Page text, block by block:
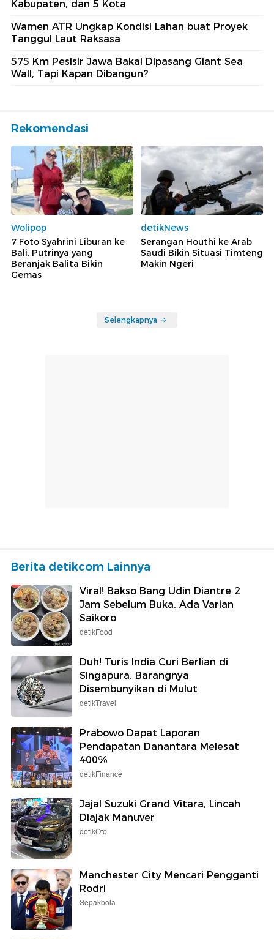
Kabupaten, dan 5 Kota
Wamen ATR Ungkap Kondisi Lahan buat Proyek
Tanggul Laut Raksasa
575 Km Pesisir Jawa Bakal Dipasang Giant Sea
Wall, Tapi Kapan Dibangun?
Rekomendasi
Wolipop
7 Foto Syahrini Liburan ke
Bali, Putrinya yang
Beranjak Balita Bikin
Gemas
detikNews
Serangan Houthi ke Arab
Saudi Bikin Situasi Timteng
Makin Ngeri
Selengkapnya
Berita detikcom Lainnya
Viral! Bakso Bang Udin Diantre 2
Jam Sebelum Buka, Ada Varian
Saikoro
detikFood
Duh! Turis India Curi Berlian di
Singapura, Barangnya
Disembunyikan di Mulut
detikTravel
Prabowo Dapat Laporan
Pendapatan Danantara Melesat
400%
detikFinance
Jajal Suzuki Grand Vitara, Lincah
Diajak Manuver
detikOto
Manchester City Mencari Pengganti
Rodri
Sepakbola